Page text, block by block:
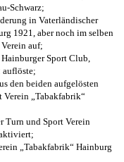
Schwarz;
in Vaterländischer
1921, aber noch im selben
auf;
Sport Club,
auflöste;
den beiden aufgelösten
Verein „Tabakfabrik“
Turn und Sport Verein
„Tabakfabrik“ Hainburg